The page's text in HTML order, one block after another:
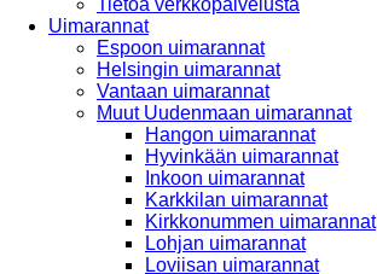
Uimarannat
Espoon uimarannat
Helsingin uimarannat
Vantaan uimarannat
Muut Uudenmaan uimarannat
Hangon uimarannat
Hyvinkään uimarannat
Inkoon uimarannat
Karkkilan uimarannat
Kirkkonummen uimarannat
Lohjan uimarannat
Loviisan uimarannat